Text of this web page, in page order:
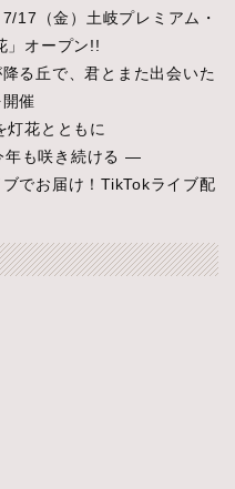
17（金）土岐プレミアム・
」オープン!!
る丘で、君とまた出会いた
催
灯花とともに
年も咲き続ける ―
でお届け！TikTokライブ配